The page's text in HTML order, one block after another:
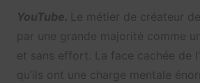
YouTube. Le métier de créateur
par une grande majorité comme
et sans effort. La face cachée de
qu’ils ont une charge mentale